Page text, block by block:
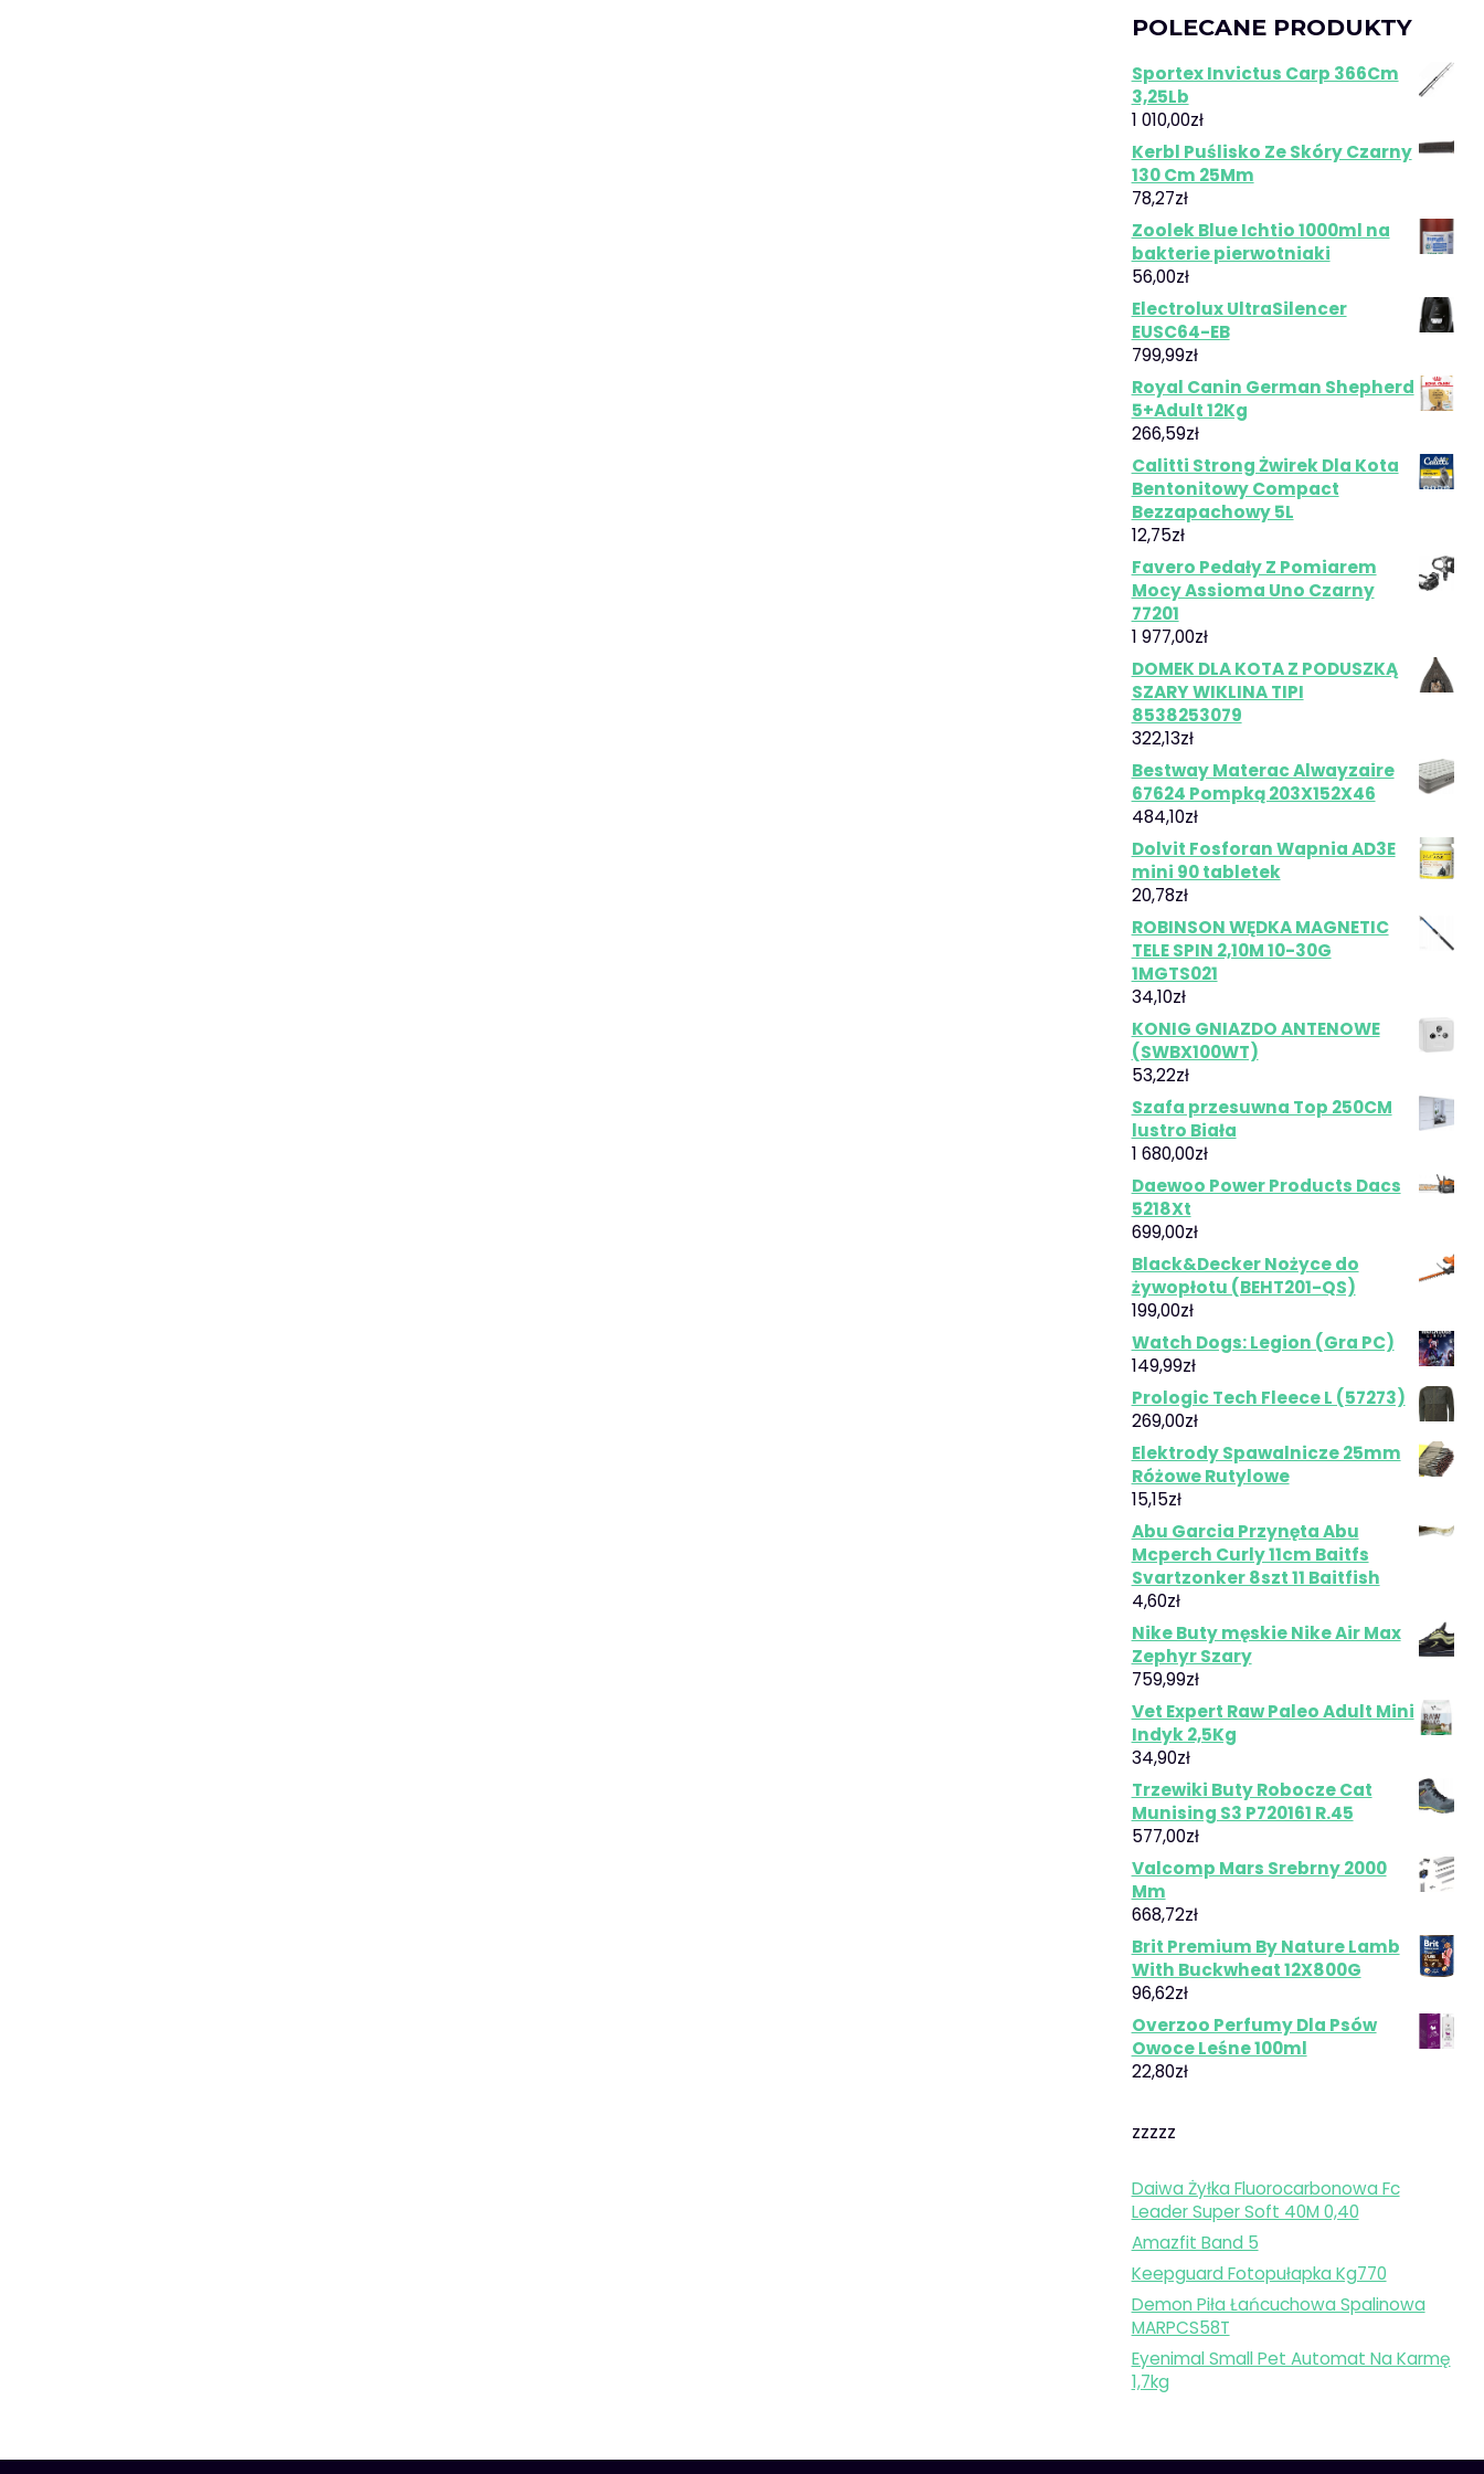
POLECANE PRODUKTY
Sportex Invictus Carp 366Cm
3,25Lb
1 010,00zł
Kerbl Puślisko Ze Skóry Czarny
130 Cm 25Mm
78,27zł
Zoolek Blue Ichtio 1000ml na
bakterie pierwotniaki
56,00zł
Electrolux UltraSilencer
EUSC64-EB
799,99zł
Royal Canin German Shepherd
5+Adult 12Kg
266,59zł
Calitti Strong Żwirek Dla Kota
Bentonitowy Compact
Bezzapachowy 5L
12,75zł
Favero Pedały Z Pomiarem
Mocy Assioma Uno Czarny
77201
1 977,00zł
DOMEK DLA KOTA Z PODUSZKĄ
SZARY WIKLINA TIPI
8538253079
322,13zł
Bestway Materac Alwayzaire
67624 Pompką 203X152X46
484,10zł
Dolvit Fosforan Wapnia AD3E
mini 90 tabletek
20,78zł
ROBINSON WĘDKA MAGNETIC
TELE SPIN 2,10M 10-30G
1MGTS021
34,10zł
KONIG GNIAZDO ANTENOWE
(SWBX100WT)
53,22zł
Szafa przesuwna Top 250CM
lustro Biała
1 680,00zł
Daewoo Power Products Dacs
5218Xt
699,00zł
Black&Decker Nożyce do
żywopłotu (BEHT201-QS)
199,00zł
Watch Dogs: Legion (Gra PC)
149,99zł
Prologic Tech Fleece L (57273)
269,00zł
Elektrody Spawalnicze 25mm
Różowe Rutylowe
15,15zł
Abu Garcia Przynęta Abu
Mcperch Curly 11cm Baitfs
Svartzonker 8szt 11 Baitfish
4,60zł
Nike Buty męskie Nike Air Max
Zephyr Szary
759,99zł
Vet Expert Raw Paleo Adult Mini
Indyk 2,5Kg
34,90zł
Trzewiki Buty Robocze Cat
Munising S3 P720161 R.45
577,00zł
Valcomp Mars Srebrny 2000
Mm
668,72zł
Brit Premium By Nature Lamb
With Buckwheat 12X800G
96,62zł
Overzoo Perfumy Dla Psów
Owoce Leśne 100ml
22,80zł
zzzzz
Daiwa Żyłka Fluorocarbonowa Fc
Leader Super Soft 40M 0,40
Amazfit Band 5
Keepguard Fotopułapka Kg770
Demon Piła Łańcuchowa Spalinowa
MARPCS58T
Eyenimal Small Pet Automat Na Karmę
1,7kg